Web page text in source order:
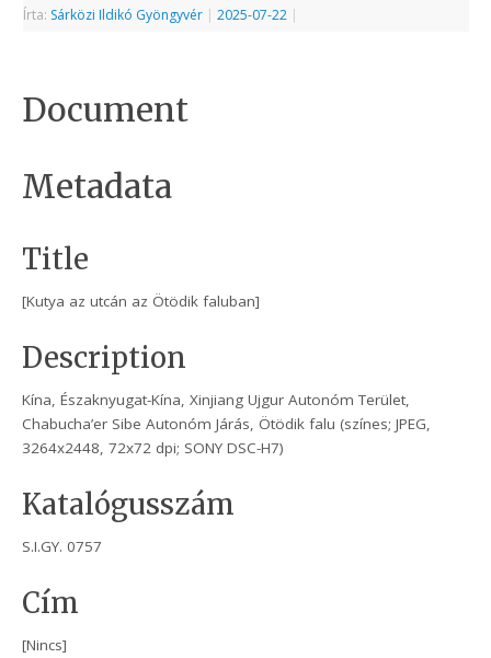
Írta: Sárközi Ildikó Gyöngyvér | 2025-07-22 |
Document
Metadata
Title
[Kutya az utcán az Ötödik faluban]
Description
Kína, Északnyugat-Kína, Xinjiang Ujgur Autonóm Terület,
Chabucha’er Sibe Autonóm Járás, Ötödik falu (színes; JPEG,
3264x2448, 72x72 dpi; SONY DSC-H7)
Katalógusszám
S.I.GY. 0757
Cím
[Nincs]